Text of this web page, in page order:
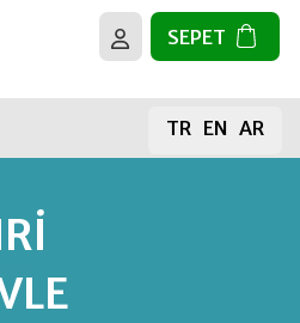
SEPET
TR EN AR